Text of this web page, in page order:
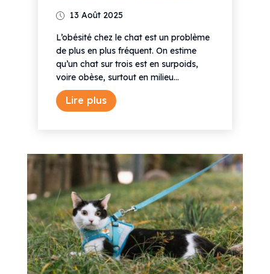
13 Août 2025
L’obésité chez le chat est un problème
de plus en plus fréquent. On estime
qu’un chat sur trois est en surpoids,
voire obèse, surtout en milieu...
Lire plus